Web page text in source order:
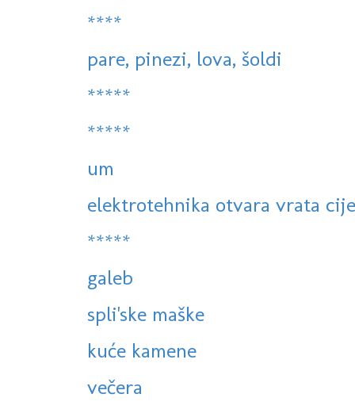
****
pare, pinezi, lova, šoldi
*****
*****
um
elektrotehnika otvara vrata
*****
galeb
spli'ske maške
kuće kamene
večera